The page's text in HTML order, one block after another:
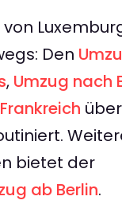
Den
, Umzug nach
bietet der
ab Berlin.